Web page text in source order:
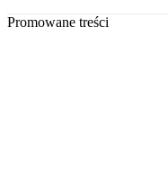
Promowane treści